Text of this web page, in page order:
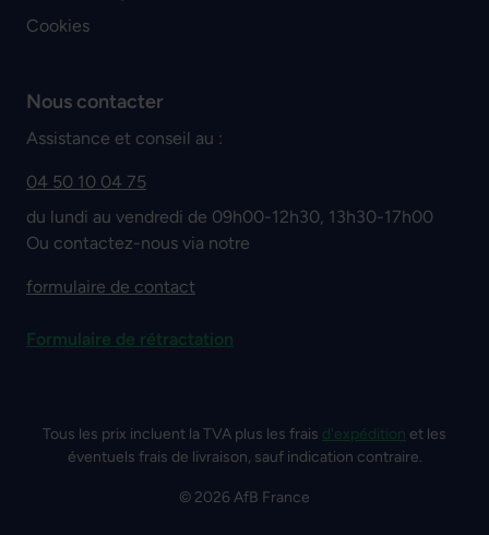
Cookies
Nous contacter
Assistance et conseil au :
04 50 10 04 75
du lundi au vendredi de 09h00-12h30, 13h30-17h00
Ou contactez-nous via notre
formulaire de contact
Formulaire de rétractation
Tous les prix incluent la TVA plus les frais d'expédition et les
éventuels frais de livraison, sauf indication contraire.
© 2026 AfB France